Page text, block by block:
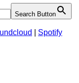
Search Button
Spotify